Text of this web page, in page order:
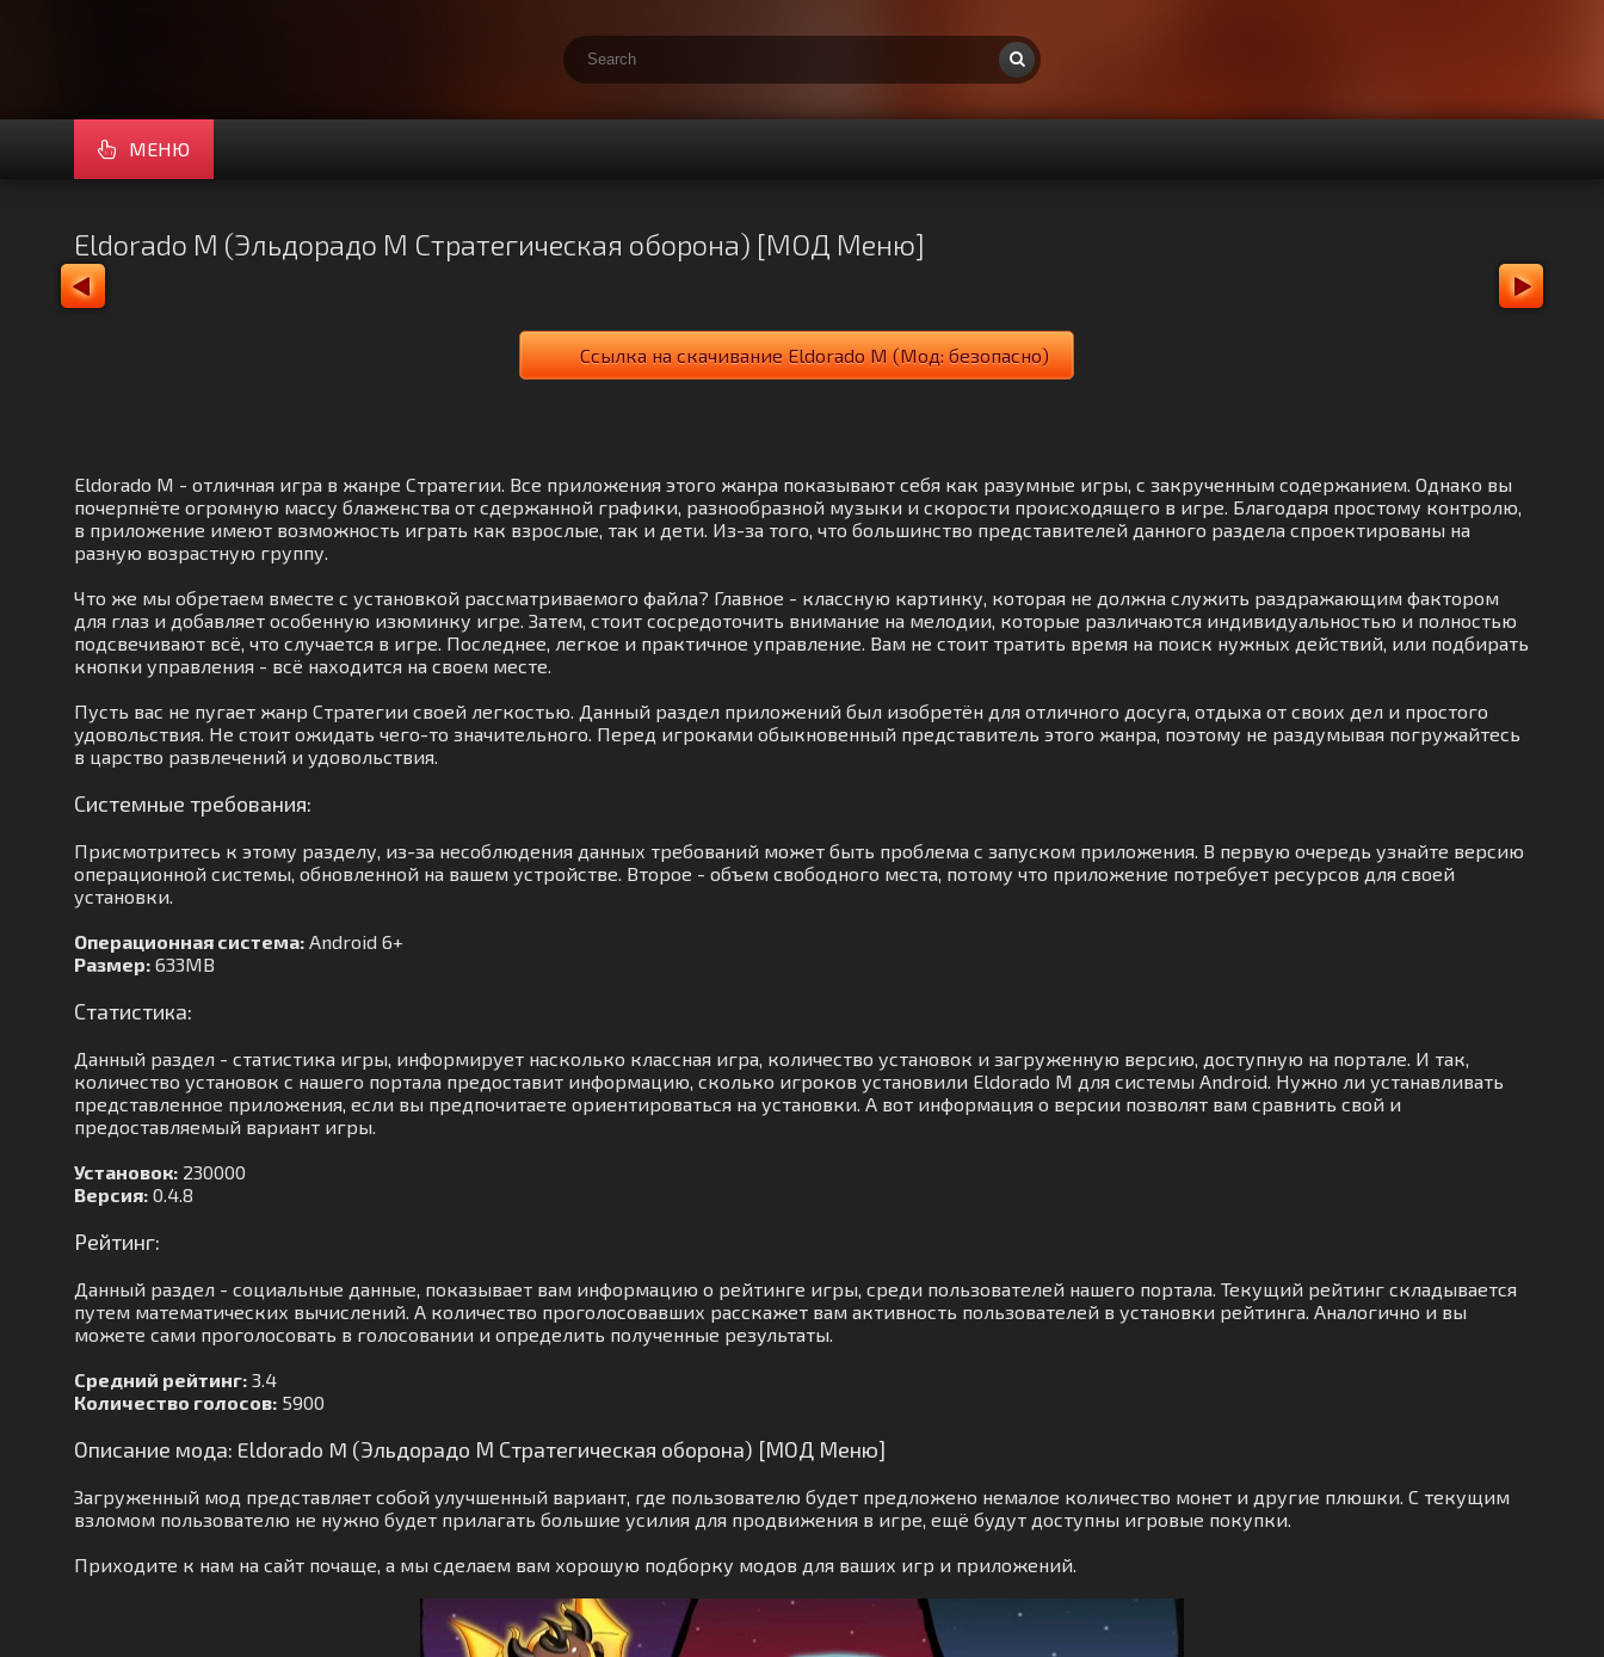
МЕНЮ
Eldorado M (Эльдорадо М Стратегическая оборона) [МОД Меню]
Ссылка на скачивание Eldorado M (Мод: безопасно)
Eldorado M - отличная игра в жанре Стратегии. Все приложения этого жанра показывают себя как разумные игры, с закрученным содержанием. Однако вы
почерпнёте огромную массу блаженства от сдержанной графики, разнообразной музыки и скорости происходящего в игре. Благодаря простому контролю,
в приложение имеют возможность играть как взрослые, так и дети. Из-за того, что большинство представителей данного раздела спроектированы на
разную возрастную группу.
Что же мы обретаем вместе с установкой рассматриваемого файла? Главное - классную картинку, которая не должна служить раздражающим фактором
для глаз и добавляет особенную изюминку игре. Затем, стоит сосредоточить внимание на мелодии, которые различаются индивидуальностью и полностью
подсвечивают всё, что случается в игре. Последнее, легкое и практичное управление. Вам не стоит тратить время на поиск нужных действий, или подбирать
кнопки управления - всё находится на своем месте.
Пусть вас не пугает жанр Стратегии своей легкостью. Данный раздел приложений был изобретён для отличного досуга, отдыха от своих дел и простого
удовольствия. Не стоит ожидать чего-то значительного. Перед игроками обыкновенный представитель этого жанра, поэтому не раздумывая погружайтесь
в царство развлечений и удовольствия.
Системные требования:
Присмотритесь к этому разделу, из-за несоблюдения данных требований может быть проблема с запуском приложения. В первую очередь узнайте версию
операционной системы, обновленной на вашем устройстве. Второе - объем свободного места, потому что приложение потребует ресурсов для своей
установки.
Операционная система: Android 6+
Размер: 633MB
Статистика:
Данный раздел - статистика игры, информирует насколько классная игра, количество установок и загруженную версию, доступную на портале. И так,
количество установок с нашего портала предоставит информацию, сколько игроков установили Eldorado M для системы Android. Нужно ли устанавливать
представленное приложения, если вы предпочитаете ориентироваться на установки. А вот информация о версии позволят вам сравнить свой и
предоставляемый вариант игры.
Установок: 230000
Версия: 0.4.8
Рейтинг:
Данный раздел - социальные данные, показывает вам информацию о рейтинге игры, среди пользователей нашего портала. Текущий рейтинг складывается
путем математических вычислений. А количество проголосовавших расскажет вам активность пользователей в установки рейтинга. Аналогично и вы
можете сами проголосовать в голосовании и определить полученные результаты.
Средний рейтинг: 3.4
Количество голосов: 5900
Описание мода: Eldorado M (Эльдорадо М Стратегическая оборона) [МОД Меню]
Загруженный мод представляет собой улучшенный вариант, где пользователю будет предложено немалое количество монет и другие плюшки. С текущим
взломом пользователю не нужно будет прилагать большие усилия для продвижения в игре, ещё будут доступны игровые покупки.
Приходите к нам на сайт почаще, а мы сделаем вам хорошую подборку модов для ваших игр и приложений.